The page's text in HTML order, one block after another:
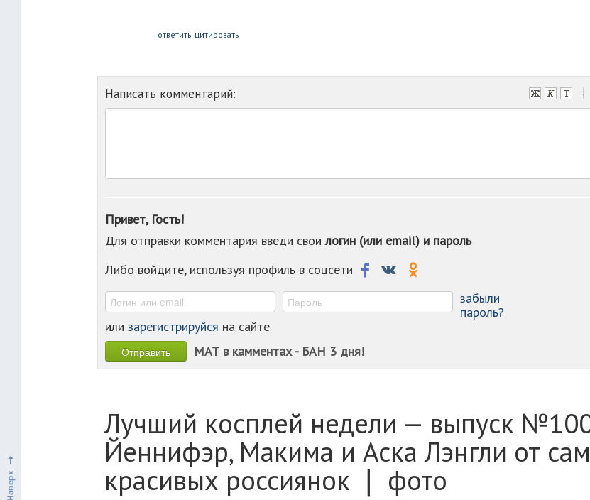
ответить цитировать
Написать комментарий:
-
-
-
Привет, Гость!
Для отправки комментария введи своилогин (или email) и пароль
Либо войдите, используя профиль в соцсети
забыли
пароль?
или зарегистрируйся на сайте
МАТ в камментах - БАН 3 дня!
Лучший косплей недели — выпуск
Йеннифэр, Макима и Аска Лэнгли от
красивых россиянок ❘ фото